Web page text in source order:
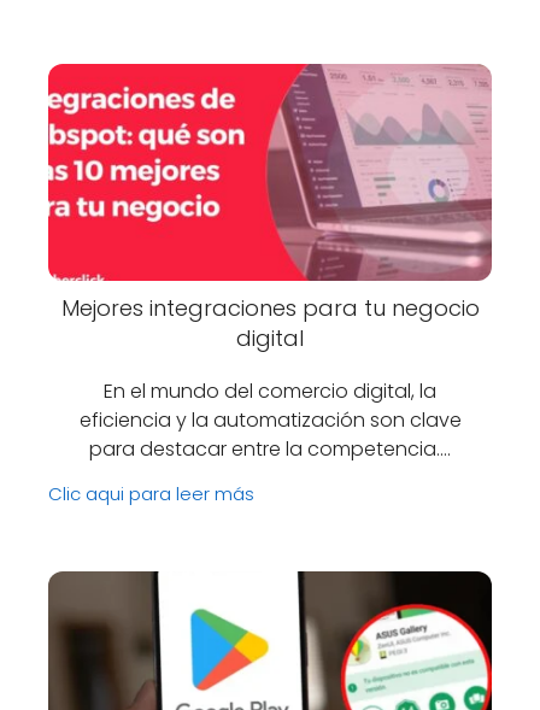
Mejores integraciones para tu negocio
digital
En el mundo del comercio digital, la
eficiencia y la automatización son clave
para destacar entre la competencia.…
Clic aqui para leer más